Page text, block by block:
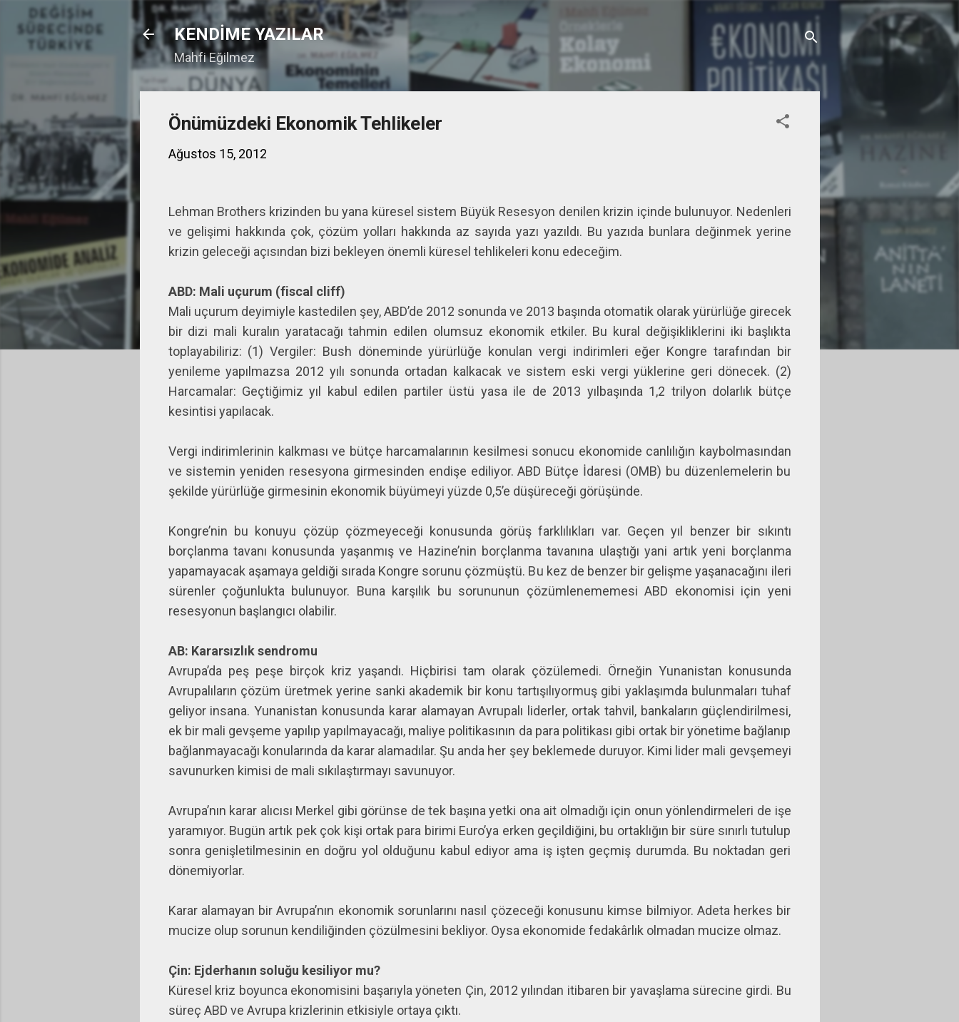
Ana içeriğe atla
KENDİME YAZILAR
Mahfi Eğilmez
Önümüzdeki Ekonomik Tehlikeler
Ağustos 15, 2012
Lehman Brothers krizinden bu yana küresel sistem Büyük Resesyon denilen krizin içinde bulunuyor. Nedenleri
ve gelişimi hakkında çok, çözüm yolları hakkında az sayıda yazı yazıldı. Bu yazıda bunlara değinmek yerine
krizin geleceği açısından bizi bekleyen önemli küresel tehlikeleri konu edeceğim.
ABD: Mali uçurum (fiscal cliff)
Mali uçurum deyimiyle kastedilen şey, ABD’de 2012 sonunda ve 2013 başında otomatik olarak yürürlüğe girecek
bir dizi mali kuralın yaratacağı tahmin edilen olumsuz ekonomik etkiler. Bu kural değişikliklerini iki başlıkta
toplayabiliriz: (1) Vergiler: Bush döneminde yürürlüğe konulan vergi indirimleri eğer Kongre tarafından bir
yenileme yapılmazsa 2012 yılı sonunda ortadan kalkacak ve sistem eski vergi yüklerine geri dönecek. (2)
Harcamalar: Geçtiğimiz yıl kabul edilen partiler üstü yasa ile de 2013 yılbaşında 1,2 trilyon dolarlık bütçe
kesintisi yapılacak.
Vergi indirimlerinin kalkması ve bütçe harcamalarının kesilmesi sonucu ekonomide canlılığın kaybolmasından
ve sistemin yeniden resesyona girmesinden endişe ediliyor. ABD Bütçe İdaresi (OMB) bu düzenlemelerin bu
şekilde yürürlüğe girmesinin ekonomik büyümeyi yüzde 0,5’e düşüreceği görüşünde.
Kongre’nin bu konuyu çözüp çözmeyeceği konusunda görüş farklılıkları var. Geçen yıl benzer bir sıkıntı
borçlanma tavanı konusunda yaşanmış ve Hazine’nin borçlanma tavanına ulaştığı yani artık yeni borçlanma
yapamayacak aşamaya geldiği sırada Kongre sorunu çözmüştü. Bu kez de benzer bir gelişme yaşanacağını ileri
sürenler çoğunlukta bulunuyor. Buna karşılık bu sorununun çözümlenememesi ABD ekonomisi için yeni
resesyonun başlangıcı olabilir.
AB: Kararsızlık sendromu
Avrupa’da peş peşe birçok kriz yaşandı. Hiçbirisi tam olarak çözülemedi. Örneğin Yunanistan konusunda
Avrupalıların çözüm üretmek yerine sanki akademik bir konu tartışılıyormuş gibi yaklaşımda bulunmaları tuhaf
geliyor insana. Yunanistan konusunda karar alamayan Avrupalı liderler, ortak tahvil, bankaların güçlendirilmesi,
ek bir mali gevşeme yapılıp yapılmayacağı, maliye politikasının da para politikası gibi ortak bir yönetime bağlanıp
bağlanmayacağı konularında da karar alamadılar. Şu anda her şey beklemede duruyor. Kimi lider mali gevşemeyi
savunurken kimisi de mali sıkılaştırmayı savunuyor.
Avrupa’nın karar alıcısı Merkel gibi görünse de tek başına yetki ona ait olmadığı için onun yönlendirmeleri de işe
yaramıyor. Bugün artık pek çok kişi ortak para birimi Euro’ya erken geçildiğini, bu ortaklığın bir süre sınırlı tutulup
sonra genişletilmesinin en doğru yol olduğunu kabul ediyor ama iş işten geçmiş durumda. Bu noktadan geri
dönemiyorlar.
Karar alamayan bir Avrupa’nın ekonomik sorunlarını nasıl çözeceği konusunu kimse bilmiyor. Adeta herkes bir
mucize olup sorunun kendiliğinden çözülmesini bekliyor. Oysa ekonomide fedakârlık olmadan mucize olmaz.
Çin: Ejderhanın soluğu kesiliyor mu?
Küresel kriz boyunca ekonomisini başarıyla yöneten Çin, 2012 yılından itibaren bir yavaşlama sürecine girdi. Bu
süreç ABD ve Avrupa krizlerinin etkisiyle ortaya çıktı.